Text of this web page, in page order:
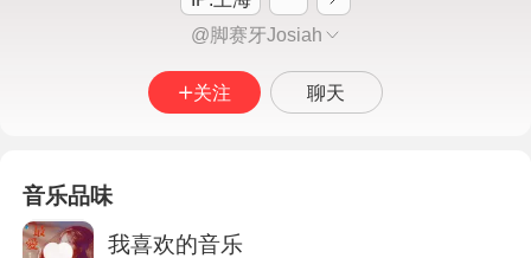
@脚赛牙Josiah
关注 聊天
音乐品味
我喜欢的音乐